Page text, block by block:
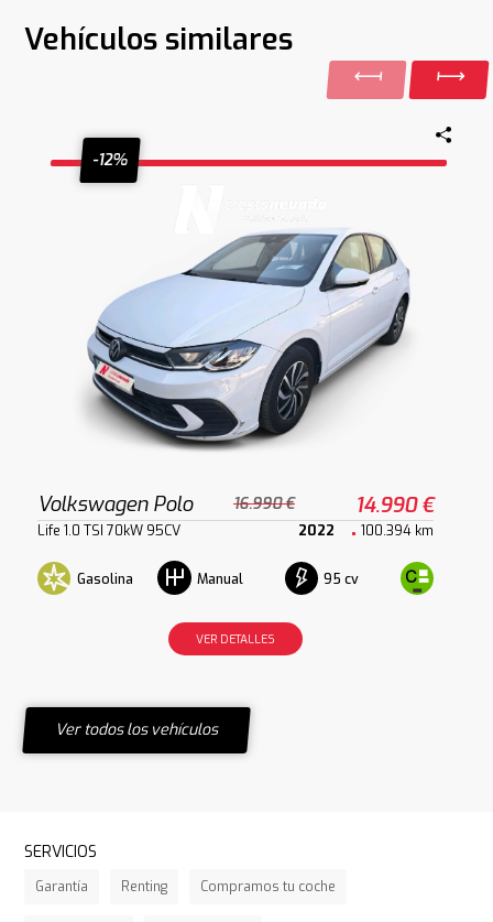
Vehículos similares
-12%
Volkswagen Polo 16.990 € 14.990 €
Life 1.0 TSI 70kW 95CV 2022 100.394 km
Gasolina Manual 95 cv
VER DETALLES
Ver todos los vehículos
SERVICIOS
Garantía Renting Compramos tu coche